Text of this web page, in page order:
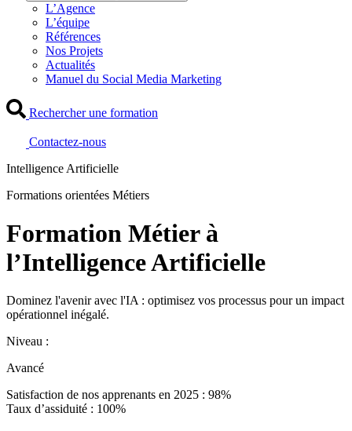
L’Agence
L’équipe
Références
Nos Projets
Actualités
Manuel du Social Media Marketing
Rechercher une formation
Contactez-nous
Intelligence Artificielle
Formations orientées Métiers
Formation Métier à
l’Intelligence Artificielle
Dominez l'avenir avec l'IA : optimisez vos processus pour un impact
opérationnel inégalé.
Niveau :
Avancé
Satisfaction de nos apprenants en 2025 : 98%
Taux d’assiduité : 100%